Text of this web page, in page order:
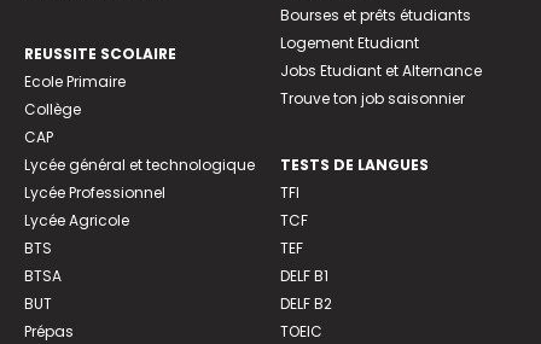
REUSSITE SCOLAIRE
Ecole Primaire
Collège
CAP
Lycée général et technologique
Lycée Professionnel
Lycée Agricole
BTS
BTSA
BUT
Prépas
Bourses et prêts étudiants
Logement Etudiant
Jobs Etudiant et Alternance
Trouve ton job saisonnier
TESTS DE LANGUES
TFI
TCF
TEF
DELF B1
DELF B2
TOEIC